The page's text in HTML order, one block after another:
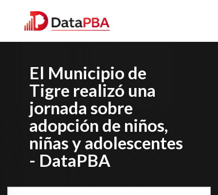
El Municipio de
Tigre realizó una
jornada sobre
adopción de niños,
niñas y adolescentes
- DataPBA